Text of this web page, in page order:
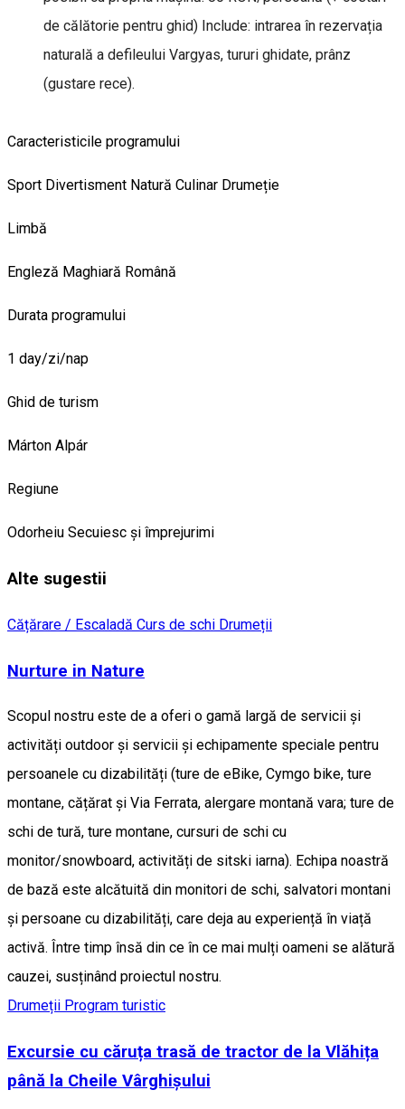
de călătorie pentru ghid) Include: intrarea în rezervația
naturală a defileului Vargyas, tururi ghidate, prânz
(gustare rece).
Caracteristicile programului
Sport Divertisment Natură Culinar Drumeție
Limbă
Engleză Maghiară Română
Durata programului
1 day/zi/nap
Ghid de turism
Márton Alpár
Regiune
Odorheiu Secuiesc și împrejurimi
Alte sugestii
Cățărare / Escaladă Curs de schi Drumeții
Nurture in Nature
Scopul nostru este de a oferi o gamă largă de servicii și
activități outdoor și servicii și echipamente speciale pentru
persoanele cu dizabilități (ture de eBike, Cymgo bike, ture
montane, cățărat și Via Ferrata, alergare montană vara; ture de
schi de tură, ture montane, cursuri de schi cu
monitor/snowboard, activități de sitski iarna). Echipa noastră
de bază este alcătuită din monitori de schi, salvatori montani
și persoane cu dizabilități, care deja au experiență în viață
activă. Între timp însă din ce în ce mai mulți oameni se alătură
cauzei, susținând proiectul nostru.
Drumeții Program turistic
Excursie cu căruța trasă de tractor de la Vlăhița
până la Cheile Vârghișului